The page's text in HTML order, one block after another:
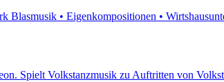
Blasmusik • Eigenkompositionen •
Spielt Volkstanzmusik zu Auftritten von